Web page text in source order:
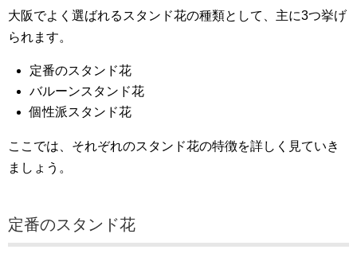
大阪でよく選ばれるスタンド花の種類として、主に3つ挙げ
られます。
定番のスタンド花
バルーンスタンド花
個性派スタンド花
ここでは、それぞれのスタンド花の特徴を詳しく見ていき
ましょう。
定番のスタンド花